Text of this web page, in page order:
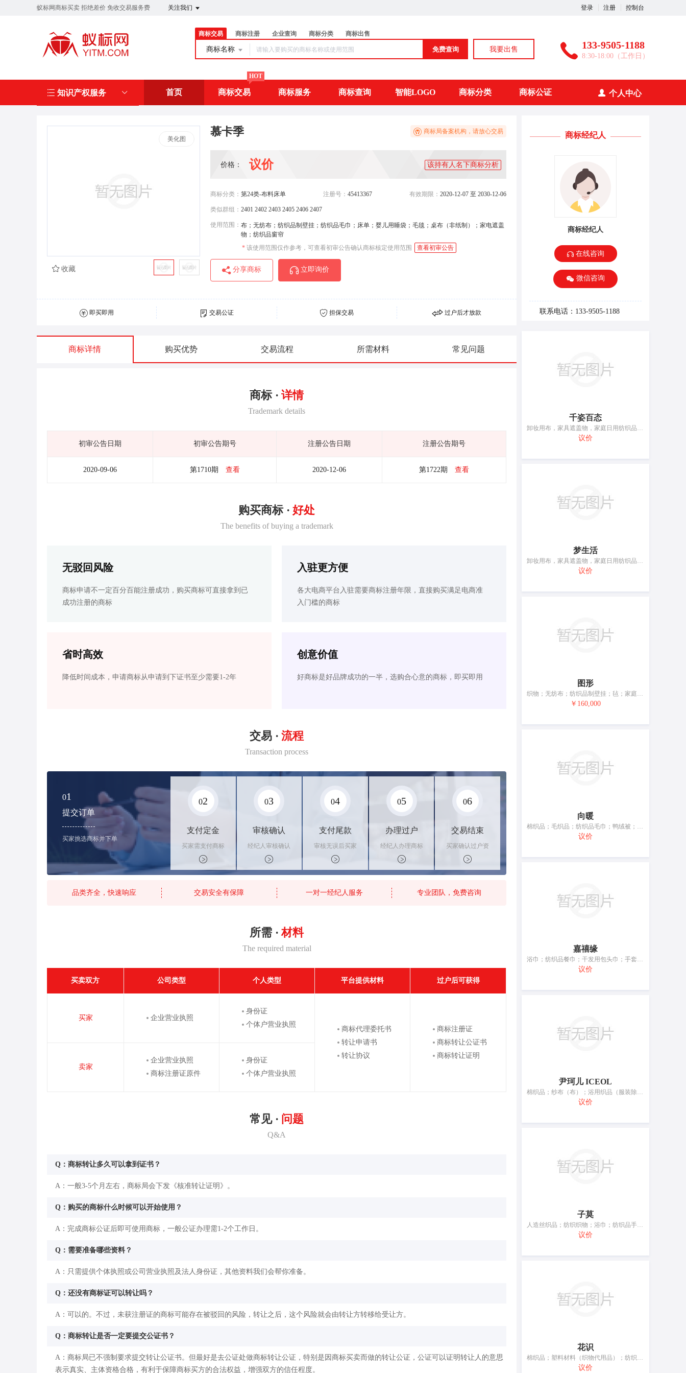
蚁标网商标买卖 拒绝差价 免收交易服务费 关注我们 登录 注册 控制台
商标交易 商标注册 企业查询 商标分类 商标出售
商标名称 免费查询 我要出售 133-9505-1188
8:30-18:00（工作日）
知识产权服务 首页 商标交易
HOT
商标服务 商标查询 智能LOGO 商标分类 商标公证 个人中心
美化图
慕卡季 商标局备案机构，请放心交易
价格： 议价 该持有人名下商标分析
商标分类： 第24类-布料床单 注册号： 45413367 有效期限： 2020-12-07 至 2030-12-06
类似群组： 2401 2402 2403 2405 2406 2407
使用范围： 布；无纺布；纺织品制壁挂；纺织品毛巾；床单；婴儿用睡袋；毛毯；桌布（非纸制）；家电遮盖
物；纺织品窗帘
* 该使用范围仅作参考，可查看初审公告确认商标核定使用范围 查看初审公告
分享商标 立即询价
收藏
即买即用 交易公证 担保交易 过户后才放款
商标详情 购买优势 交易流程 所需材料 常见问题
商标 · 详情
Trademark details
初审公告日期 初审公告期号 注册公告日期 注册公告期号
2020-09-06 第1710期 查看 2020-12-06 第1722期 查看
购买商标 · 好处
The benefits of buying a trademark
无驳回风险
商标申请不一定百分百能注册成功，购买商标可直接拿到已
成功注册的商标
入驻更方便
各大电商平台入驻需要商标注册年限，直接购买满足电商准
入门槛的商标
省时高效
降低时间成本，申请商标从申请到下证书至少需要1-2年
创意价值
好商标是好品牌成功的一半，选购合心意的商标，即买即用
交易 · 流程
Transaction process
01
提交订单
买家挑选商标并下单
02
支付定金
买家需支付商标
标价的10%的购
买订金
03
审核确认
经纪人审核确认
商标状态
04
支付尾款
审核无误后买家
支付尾款，卖家
办理相关手续
05
办理过户
经纪人办理商标
转让手续，交付
相关证书
06
交易结束
买家确认过户资
料后，平台解冻
资金支付卖家
品类齐全，快速响应 交易安全有保障 一对一经纪人服务 专业团队，免费咨询
所需 · 材料
The required material
买卖双方 公司类型 个人类型 平台提供材料 过户后可获得
买家 企业营业执照
身份证
个体户营业执照
商标代理委托书
转让申请书
转让协议
商标注册证
商标转让公证书
商标转让证明
卖家
企业营业执照
商标注册证原件
身份证
个体户营业执照
常见 · 问题
Q&A
Q：商标转让多久可以拿到证书？
A：一般3-5个月左右，商标局会下发《核准转让证明》。
Q：购买的商标什么时候可以开始使用？
A：完成商标公证后即可使用商标，一般公证办理需1-2个工作日。
Q：需要准备哪些资料？
A：只需提供个体执照或公司营业执照及法人身份证，其他资料我们会帮你准备。
Q：还没有商标证可以转让吗？
A：可以的。不过，未获注册证的商标可能存在被驳回的风险，转让之后，这个风险就会由转让方转移给受让方。
Q：商标转让是否一定要提交公证书？
A：商标局已不强制要求提交转让公证书。但最好是去公证处做商标转让公证，特别是因商标买卖而做的转让公证，公证可以证明转让人的意思
表示真实、主体资格合格，有利于保障商标买方的合法权益，增强双方的信任程度。
商标经纪人
商标经纪人
在线咨询
微信咨询
联系电话：133-9505-1188
千姿百态
卸妆用布，家具遮盖物，家庭日用纺织品，家庭日用纺织品，家庭日用纺织品，布，床单和枕套，无纺布，毡，织物，门帘
议价
梦生活
卸妆用布，家具遮盖物，家庭日用纺织品，家庭日用纺织品，家庭日用纺织品，布，床单和枕套，无纺布，毡，织物，门帘
议价
图形
织物；无纺布；纺织品制壁挂；毡；家庭日用纺织品；纺织品毛巾；纺织品制或塑料制帘；哈达；纺织品制或塑料制旗；寿衣
￥160,000
向暖
棉织品；毛织品；纺织品毛巾；鸭绒被；床罩；被子；毛毯；蚊帐；狭长桌布
议价
嘉禧缘
浴巾；纺织品餐巾；干发用包头巾；手套式搓澡巾；搓澡巾；纺织品毛巾；浴用织品（服装除外）；瑜伽毯；茶巾
议价
尹珂儿 ICEOL
棉织品；纱布（布）；浴用织品（服装除外）；纺织品洗脸巾；枕套；婴儿用睡袋；婴儿用包被；睡袋；床单；被罩
议价
子莫
人造丝织品；纺织织物；浴巾；纺织品手帕；纺织品毛巾；纺织品洗脸巾；纺织品餐巾；床上用覆盖物；床单和枕套；毛巾被
议价
花识
棉织品；塑料材料（织物代用品）；纺织品挂毯；造纸毛毯；毛巾；纺织品洗脸巾；床单和枕套；被子；浴帘；纺织品制旗
议价